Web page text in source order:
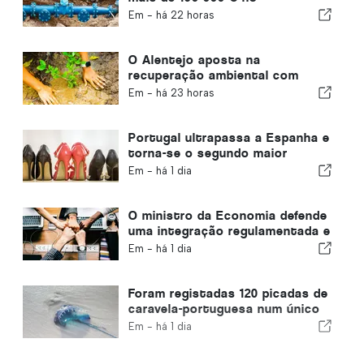
abastecimento de água
Em - há 22 horas
O Alentejo aposta na
recuperação ambiental com
fundos europeus
Em - há 23 horas
Portugal ultrapassa a Espanha e
torna-se o segundo maior
produtor de calçado da Europa
Em - há 1 dia
O ministro da Economia defende
uma integração regulamentada e
garante um canal acelerado para
Em - há 1 dia
Foram registadas 120 picadas de
caravela-portuguesa num único
dia
Em - há 1 dia